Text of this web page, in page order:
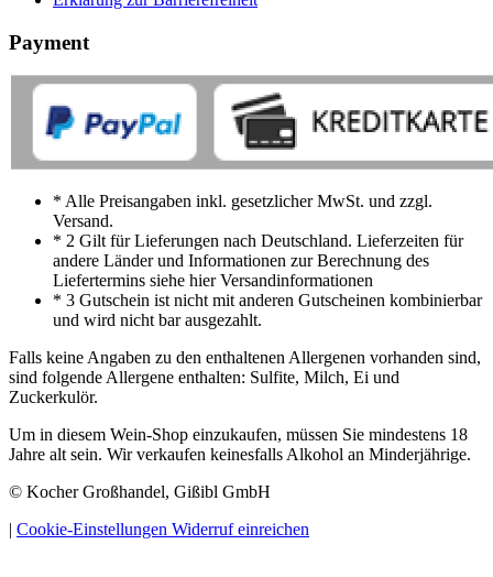
Payment
* Alle Preisangaben inkl. gesetzlicher MwSt. und zzgl.
Versand.
* 2 Gilt für Lieferungen nach Deutschland. Lieferzeiten für
andere Länder und Informationen zur Berechnung des
Liefertermins siehe hier Versandinformationen
* 3 Gutschein ist nicht mit anderen Gutscheinen kombinierbar
und wird nicht bar ausgezahlt.
Falls keine Angaben zu den enthaltenen Allergenen vorhanden sind,
sind folgende Allergene enthalten: Sulfite, Milch, Ei und
Zuckerkulör.
Um in diesem Wein-Shop einzukaufen, müssen Sie mindestens 18
Jahre alt sein. Wir verkaufen keinesfalls Alkohol an Minderjährige.
© Kocher Großhandel, Gißibl GmbH
| Cookie-Einstellungen Widerruf einreichen